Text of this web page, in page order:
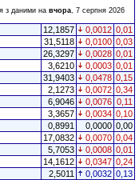
з даними на вчора, 7 серпня 2026
12,1857 0,0012 0,01
31,5118 0,0100 0,03
26,3297 0,0028 0,01
3,6210 0,0003 0,01
31,9403 0,0478 0,15
2,1273 0,0072 0,34
6,9046 0,0076 0,11
3,3657 0,0034 0,10
0,8991 0,0000 0,00
17,0832 0,0070 0,04
5,7053 0,0008 0,01
14,1612 0,0347 0,24
2,5011 0,0032 0,13